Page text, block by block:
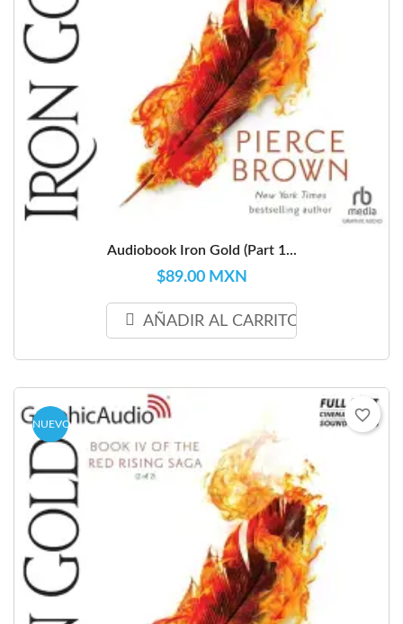
Audiobook Iron Gold (Part 1...
$89.00 MXN
AÑADIR AL CARRITO
NUEVO favorite_border